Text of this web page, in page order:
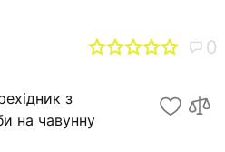
0
з
на чавунну